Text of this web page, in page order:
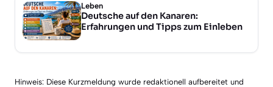
Leben
Deutsche auf den Kanaren:
Erfahrungen und Tipps zum Einleben
Hinweis: Diese Kurzmeldung wurde redaktionell aufbereitet und